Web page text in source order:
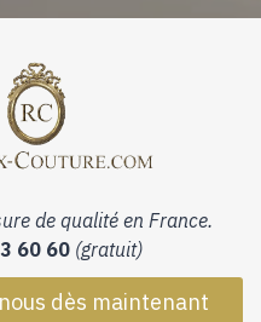
de qualité en France.
60 60 (gratuit)
dès maintenant